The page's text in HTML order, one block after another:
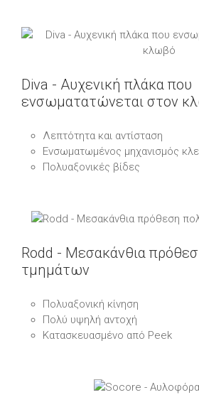
Diva - Αυχενική πλάκα που
ενσωματατώνεται στον
Λεπτότητα και αντίσταση
Ενσωματωμένος μηχανισμός
Πολυαξονικές βίδες
Rodd - Μεσακάνθια
τμημάτων
Πολυαξονική κίνηση
Πολύ υψηλή αντοχή
Κατασκευασμένο από Peek